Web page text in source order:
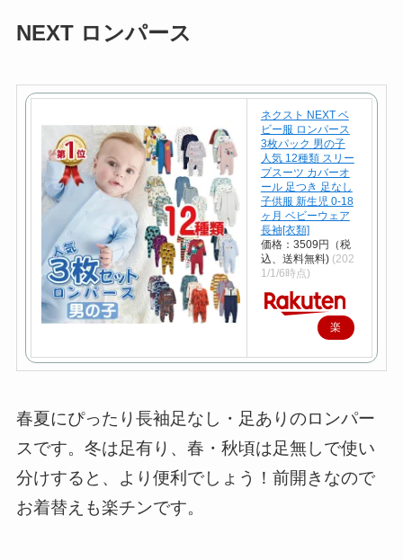
NEXT ロンパース
ネクスト NEXT ベ
ビー服 ロンパース
3枚パック 男の子
人気 12種類 スリー
プスーツ カバーオ
ール 足つき 足なし
子供服 新生児 0-18
ヶ月 ベビーウェア
長袖[衣類]
価格：3509円（税
込、送料無料) (202
1/1/6時点)
楽
で
入
春夏にぴったり長袖足なし・足ありのロンパー
スです。冬は足有り、春・秋頃は足無しで使い
分けすると、より便利でしょう！前開きなので
お着替えも楽チンです。